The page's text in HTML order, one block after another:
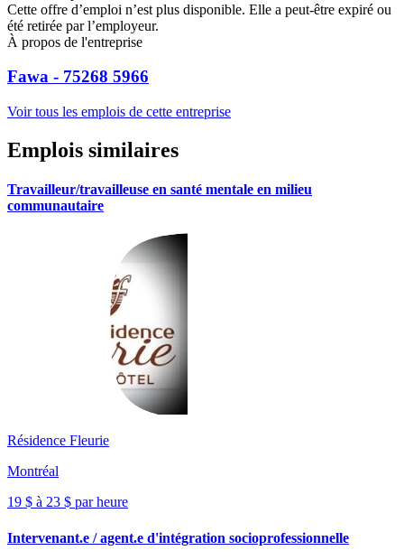
Cette offre d’emploi n’est plus disponible. Elle a peut-être expiré ou
été retirée par l’employeur.
À propos de l'entreprise
Fawa - 75268 5966
Voir tous les emplois de cette entreprise
Emplois similaires
Travailleur/travailleuse en santé mentale en milieu
communautaire
Résidence Fleurie
Montréal
19 $ à 23 $ par heure
Intervenant.e / agent.e d'intégration socioprofessionnelle